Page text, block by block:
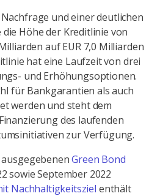
und einer deutlichen
Höhe der Kreditlinie von
auf EUR 7,0 Milliarden
hat eine Laufzeit von drei
und Erhöhungsoptionen.
für Bankgarantien als auch
werden und steht dem
des laufenden
zur Verfügung.
ausgegebenenGreen Bond
sowie September 2022
Nachhaltigkeitsziel enthält